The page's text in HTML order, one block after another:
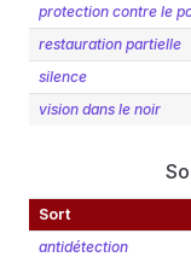
protection contre le
restauration partielle
silence
vision dans le noir
Sort
antidétection